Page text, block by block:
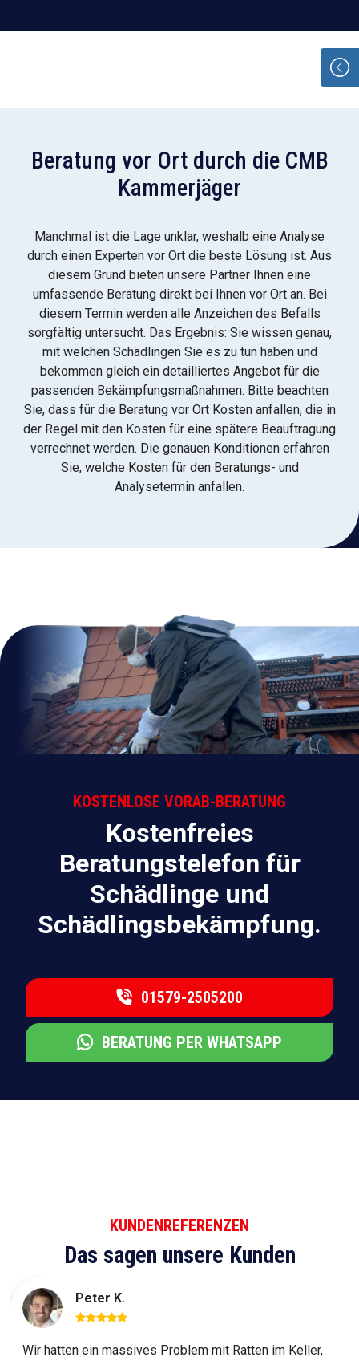
Beratung vor Ort durch die CMB
Kammerjäger
Manchmal ist die Lage unklar, weshalb eine Analyse
durch einen Experten vor Ort die beste Lösung ist. Aus
diesem Grund bieten unsere Partner Ihnen eine
umfassende Beratung direkt bei Ihnen vor Ort an. Bei
diesem Termin werden alle Anzeichen des Befalls
sorgfältig untersucht. Das Ergebnis: Sie wissen genau,
mit welchen Schädlingen Sie es zu tun haben und
bekommen gleich ein detailliertes Angebot für die
passenden Bekämpfungsmaßnahmen. Bitte beachten
Sie, dass für die Beratung vor Ort Kosten anfallen, die in
der Regel mit den Kosten für eine spätere Beauftragung
verrechnet werden. Die genauen Konditionen erfahren
Sie, welche Kosten für den Beratungs- und
Analysetermin anfallen.
KOSTENLOSE VORAB-BERATUNG
Kostenfreies
Beratungstelefon für
Schädlinge und
Schädlingsbekämpfung.
01579-2505200
BERATUNG PER WHATSAPP
KUNDENREFERENZEN
Das sagen unsere Kunden
Peter K.
Wir hatten ein massives Problem mit Ratten im Keller,